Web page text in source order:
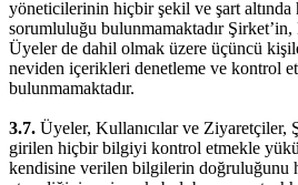
yöneticilerinin hiçbir şekil ve şart altında
sorumluluğu bulunmamaktadır
Üyeler de dahil olmak üzere üçüncü
neviden içerikleri denetleme ve kontrol
bulunmamaktadır.
3.7. Üyeler, Kullanıcılar ve Ziyaretçiler,
girilen hiçbir bilgiyi kontrol etmekle
kendisine verilen bilgilerin doğruluğunu